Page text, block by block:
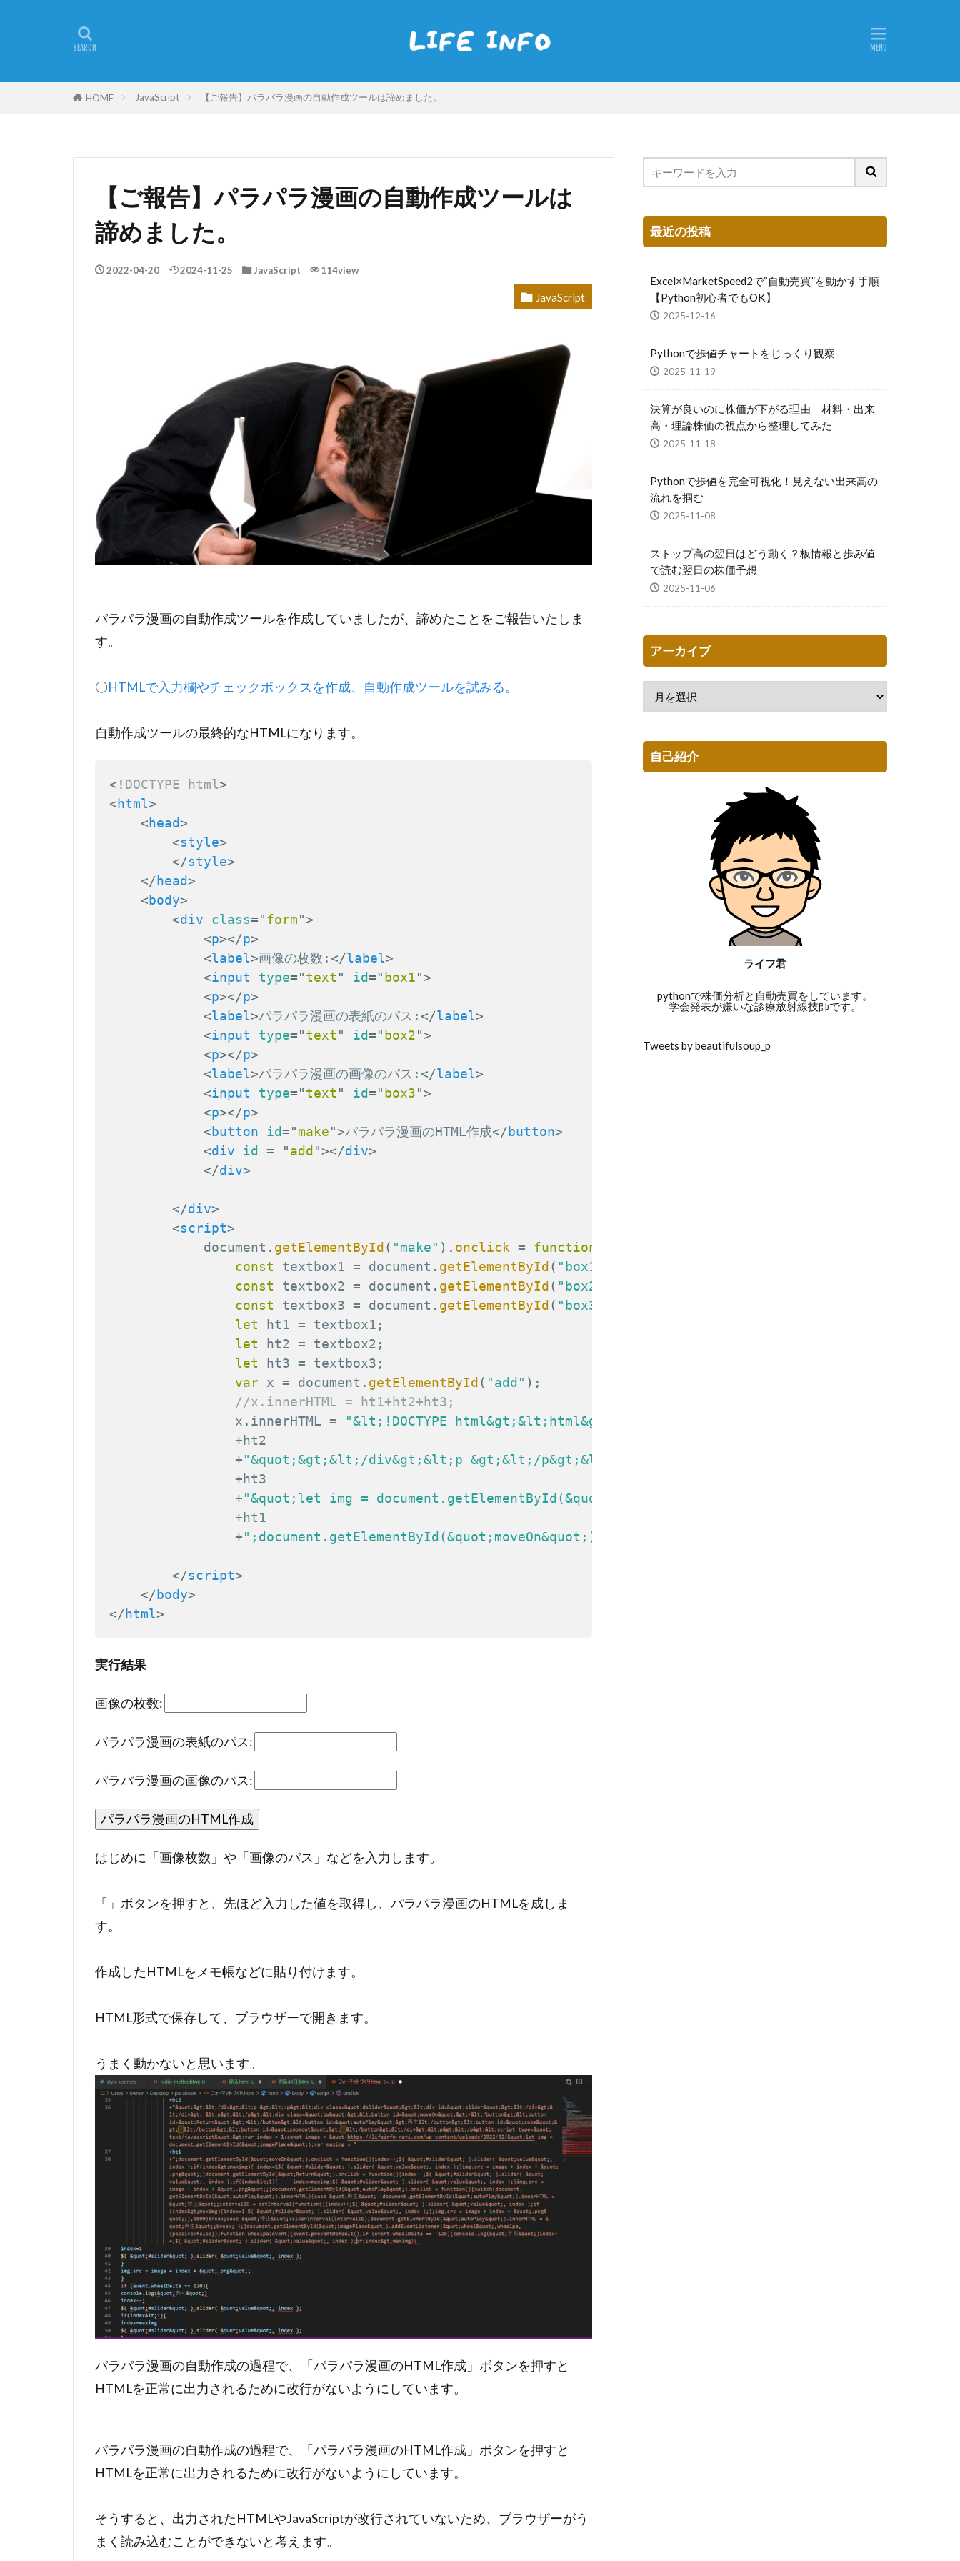
HOME JavaScript 【ご報告】パラパラ漫画の自動作成ツールは諦めました。
【ご報告】パラパラ漫画の自動作成ツールは
諦めました。
2022-04-20 2024-11-25 JavaScript 114view
JavaScript
パラパラ漫画の自動作成ツールを作成していましたが、諦めたことをご報告いたしま
す。
〇HTMLで入力欄やチェックボックスを作成、自動作成ツールを試みる。
自動作成ツールの最終的なHTMLになります。
<! DOCTYPE html>
< html>
< head>
<style>
</style>
</ head>
< body>
<div class= " form ">
<p></p>
<label>画像の枚数: </label>
<input type= " text " id= " box1 ">
<p></p>
<label>パラパラ漫画の表紙のパス: </label>
<input type= " text " id= " box2 ">
<p></p>
<label>パラパラ漫画の画像のパス: </label>
<input type= " text " id= " box3 ">
<p></p>
< button id= " make ">パラパラ漫画のHTML作成</ button>
<div id = " add "></div>
</div>
</div>
<script>
            document
. getElementById ( "make" ) . onclick = function
const textbox1 = document . getElementById ( "box1"
const textbox2 = document . getElementById ( "box2"
const textbox3 = document . getElementById ( "box3"
let ht1 = textbox1 ;
let ht2 = textbox2 ;
let ht3 = textbox3 ;
var x = document . getElementById ( "add" ) ;
//x.innerHTML = ht1+ht2+ht3;
                x
. innerHTML =
"&lt;!DOCTYPE html&gt;&lt;html&gt;&lt;head&gt;&lt;style&gt;&lt;/style&gt;&lt;/
+ ht2
+ "&quot;&gt;&lt;/div&gt;&lt;p &gt;&lt;/p&gt;&lt;div class=&quot;dslider&quot;&gt;&lt;div
+ ht3
+ "&quot;let img = document.getElementById(&quot;imagePlace&quot;);var maximg = "
+ ht1
+ ";document.getElementById(&quot;moveOn&quot;).onclick = function(){index++;$(
</script>
</ body>
</ html>
実行結果
画像の枚数:
パラパラ漫画の表紙のパス:
パラパラ漫画の画像のパス:
パラパラ漫画のHTML作成
はじめに「画像枚数」や「画像のパス」などを入力します。
「」ボタンを押すと、先ほど入力した値を取得し、パラパラ漫画のHTMLを成しま
す。
作成したHTMLをメモ帳などに貼り付けます。
HTML形式で保存して、ブラウザーで開きます。
うまく動かないと思います。
パラパラ漫画の自動作成の過程で、「パラパラ漫画のHTML作成」ボタンを押すと
HTMLを正常に出力されるために改行がないようにしています。
パラパラ漫画の自動作成の過程で、「パラパラ漫画のHTML作成」ボタンを押すと
HTMLを正常に出力されるために改行がないようにしています。
そうすると、出力されたHTMLやJavaScriptが改行されていないため、ブラウザーがう
まく読み込むことができないと考えます。
最近の投稿
Excel×MarketSpeed2で“自動売買”を動かす手順
【Python初心者でもOK】
2025-12-16
Pythonで歩値チャートをじっくり観察
2025-11-19
決算が良いのに株価が下がる理由｜材料・出来
高・理論株価の視点から整理してみた
2025-11-18
Pythonで歩値を完全可視化！見えない出来高の
流れを掴む
2025-11-08
ストップ高の翌日はどう動く？板情報と歩み値
で読む翌日の株価予想
2025-11-06
アーカイブ
自己紹介
ライフ君
pythonで株価分析と自動売買をしています。
学会発表が嫌いな診療放射線技師です。
Tweets by beautifulsoup_p